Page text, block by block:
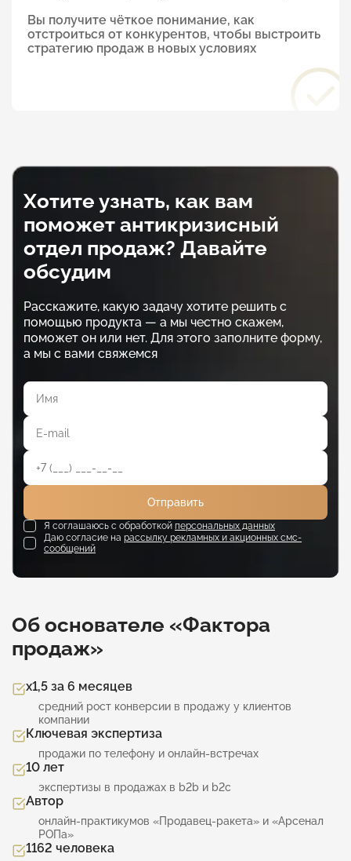
Вы получите чёткое понимание, как
отстроиться от конкурентов, чтобы выстроить
стратегию продаж в новых условиях
Хотите узнать, как вам
поможет антикризисный
отдел продаж? Давайте
обсудим
Расскажите, какую задачу хотите решить с
помощью продукта — а мы честно скажем,
поможет он или нет. Для этого заполните форму,
а мы с вами свяжемся
Отправить
Я соглашаюсь с обработкой персональных данных
Даю согласие на рассылку рекламных и акционных смс-
сообщений
Об основателе «Фактора
продаж»
х1,5 за 6 месяцев
средний рост конверсии в продажу у клиентов
компании
Ключевая экспертиза
продажи по телефону и онлайн-встречах
10 лет
экспертизы в продажах в b2b и b2c
Автор
онлайн-практикумов «Продавец-ракета» и «Арсенал
РОПа»
1162 человека